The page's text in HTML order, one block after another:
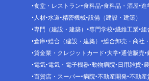
食堂・レストラン 食料品 食料品・酒屋 進
人材 水道 精密機械 設備（建設・建築）
専門（建設・建築）
専門学校 繊維工業 組
倉庫 総合（建設・建築）
総合卸売・商社
貸金業・クレジットカード 大学 通信販売
電気 電気・電子機器 動物病院 日用雑貨
百貨店・スーパー 病院 不動産開発 不動産